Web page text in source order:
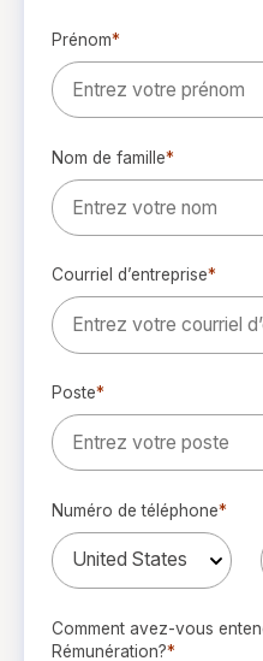
Prénom*
Nom de famille*
Courriel d’entreprise*
Poste*
Numéro de téléphone*
Comment avez-vous
Rémunération?*